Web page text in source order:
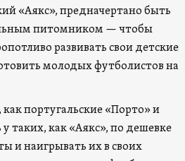
«Аякс», предначертано быть
питомником — чтобы
развивать свои детские
молодых футболистов на
португальские «Порто» и
таких, как «Аякс», по дешевке
и наигрывать их в своих